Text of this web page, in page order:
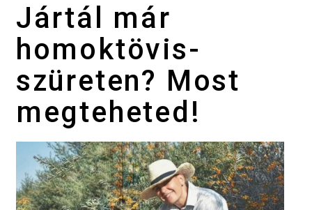
Jártál már
homoktövis-
szüreten? Most
megteheted!